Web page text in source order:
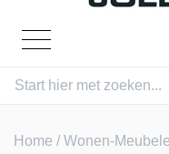
Home /Wonen-